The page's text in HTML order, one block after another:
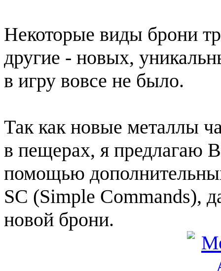
Некоторые виды брони
другие - новых,
в игру вовсе не было.
Так как новые металлы
в пещерах, я предлагаю
помощью
SC (Simple Commands),
новой брони.